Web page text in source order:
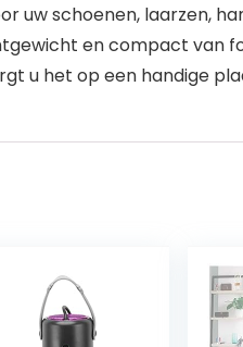
uw schoenen, laarzen,
en compact van
u het op een handige